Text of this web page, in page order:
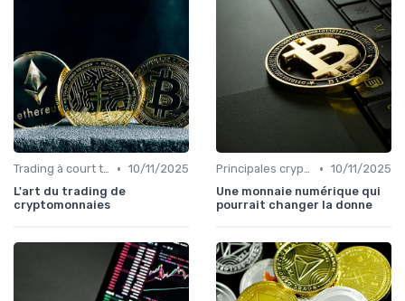
Trading à court terme vs investissement à long terme • 10/11/2025
L'art du trading de
cryptomonnaies
Principales cryptomonnaies pour l'investissement • 10/11/2025
Une monnaie numérique qui
pourrait changer la donne